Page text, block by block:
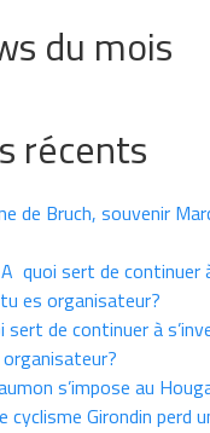
du mois
récents
de Bruch, souvenir
A quoi sert de continuer
es organisateur?
sert de continuer à
s’impose au
cyclisme Girondin perd